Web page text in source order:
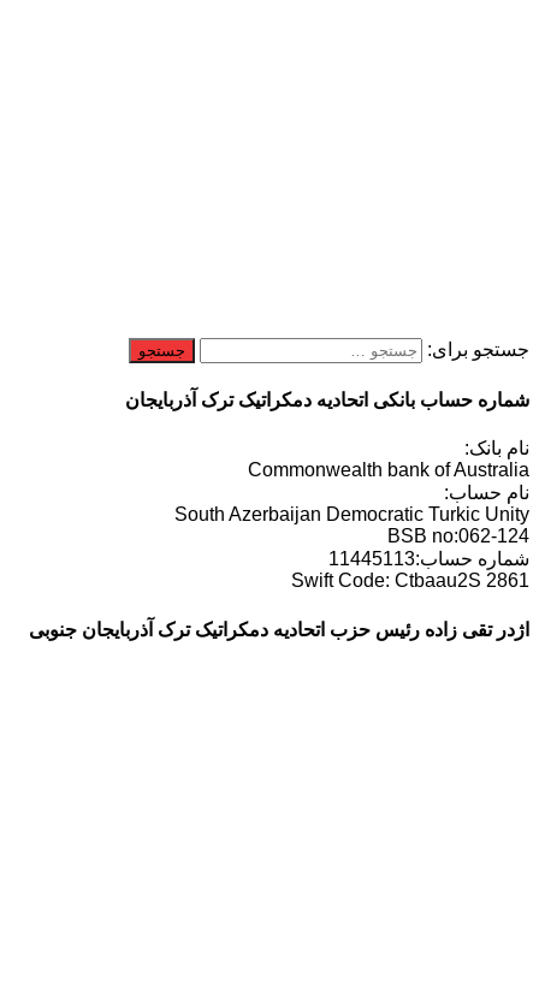
جستجو برای:
شماره حساب بانکی اتحادیه دمکراتیک ترک آذربایجان
نام بانک:
Commonwealth bank of Australia
نام حساب:
South Azerbaijan Democratic Turkic Unity
BSB no:062-124
شماره حساب:11445113
Swift Code: Ctbaau2S 2861
اژدر تقی زاده رئیس حزب اتحادیه دمکراتیک ترک آذربایجان جنوبی